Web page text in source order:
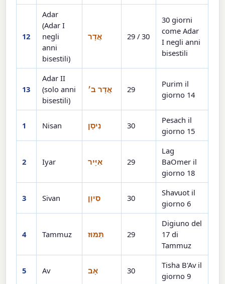
12
Adar
(Adar I
negli
anni
bisestili)
אֲדָר 29 / 30
30 giorni
come Adar
I negli anni
bisestili
13
Adar II
(solo anni
bisestili)
אֲדָר ב׳ 29
Purim il
giorno 14
1 Nisan נִיסָן 30
Pesach il
giorno 15
2 Iyar אִיָּיר 29
Lag
BaOmer il
giorno 18
3 Sivan סִיוָן 30
Shavuot il
giorno 6
4 Tammuz תַּמּוּז 29
Digiuno del
17 di
Tammuz
5 Av אָב 30
Tisha B'Av il
giorno 9